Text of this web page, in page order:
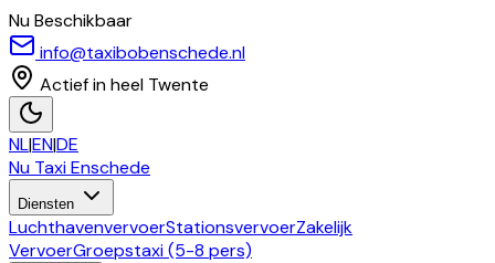
Nu Beschikbaar
info@taxibobenschede.nl
Actief in heel Twente
NL|EN|DE
Nu TaxiEnschede
Diensten
LuchthavenvervoerStationsvervoerZakelijk
VervoerGroepstaxi (5-8 pers)